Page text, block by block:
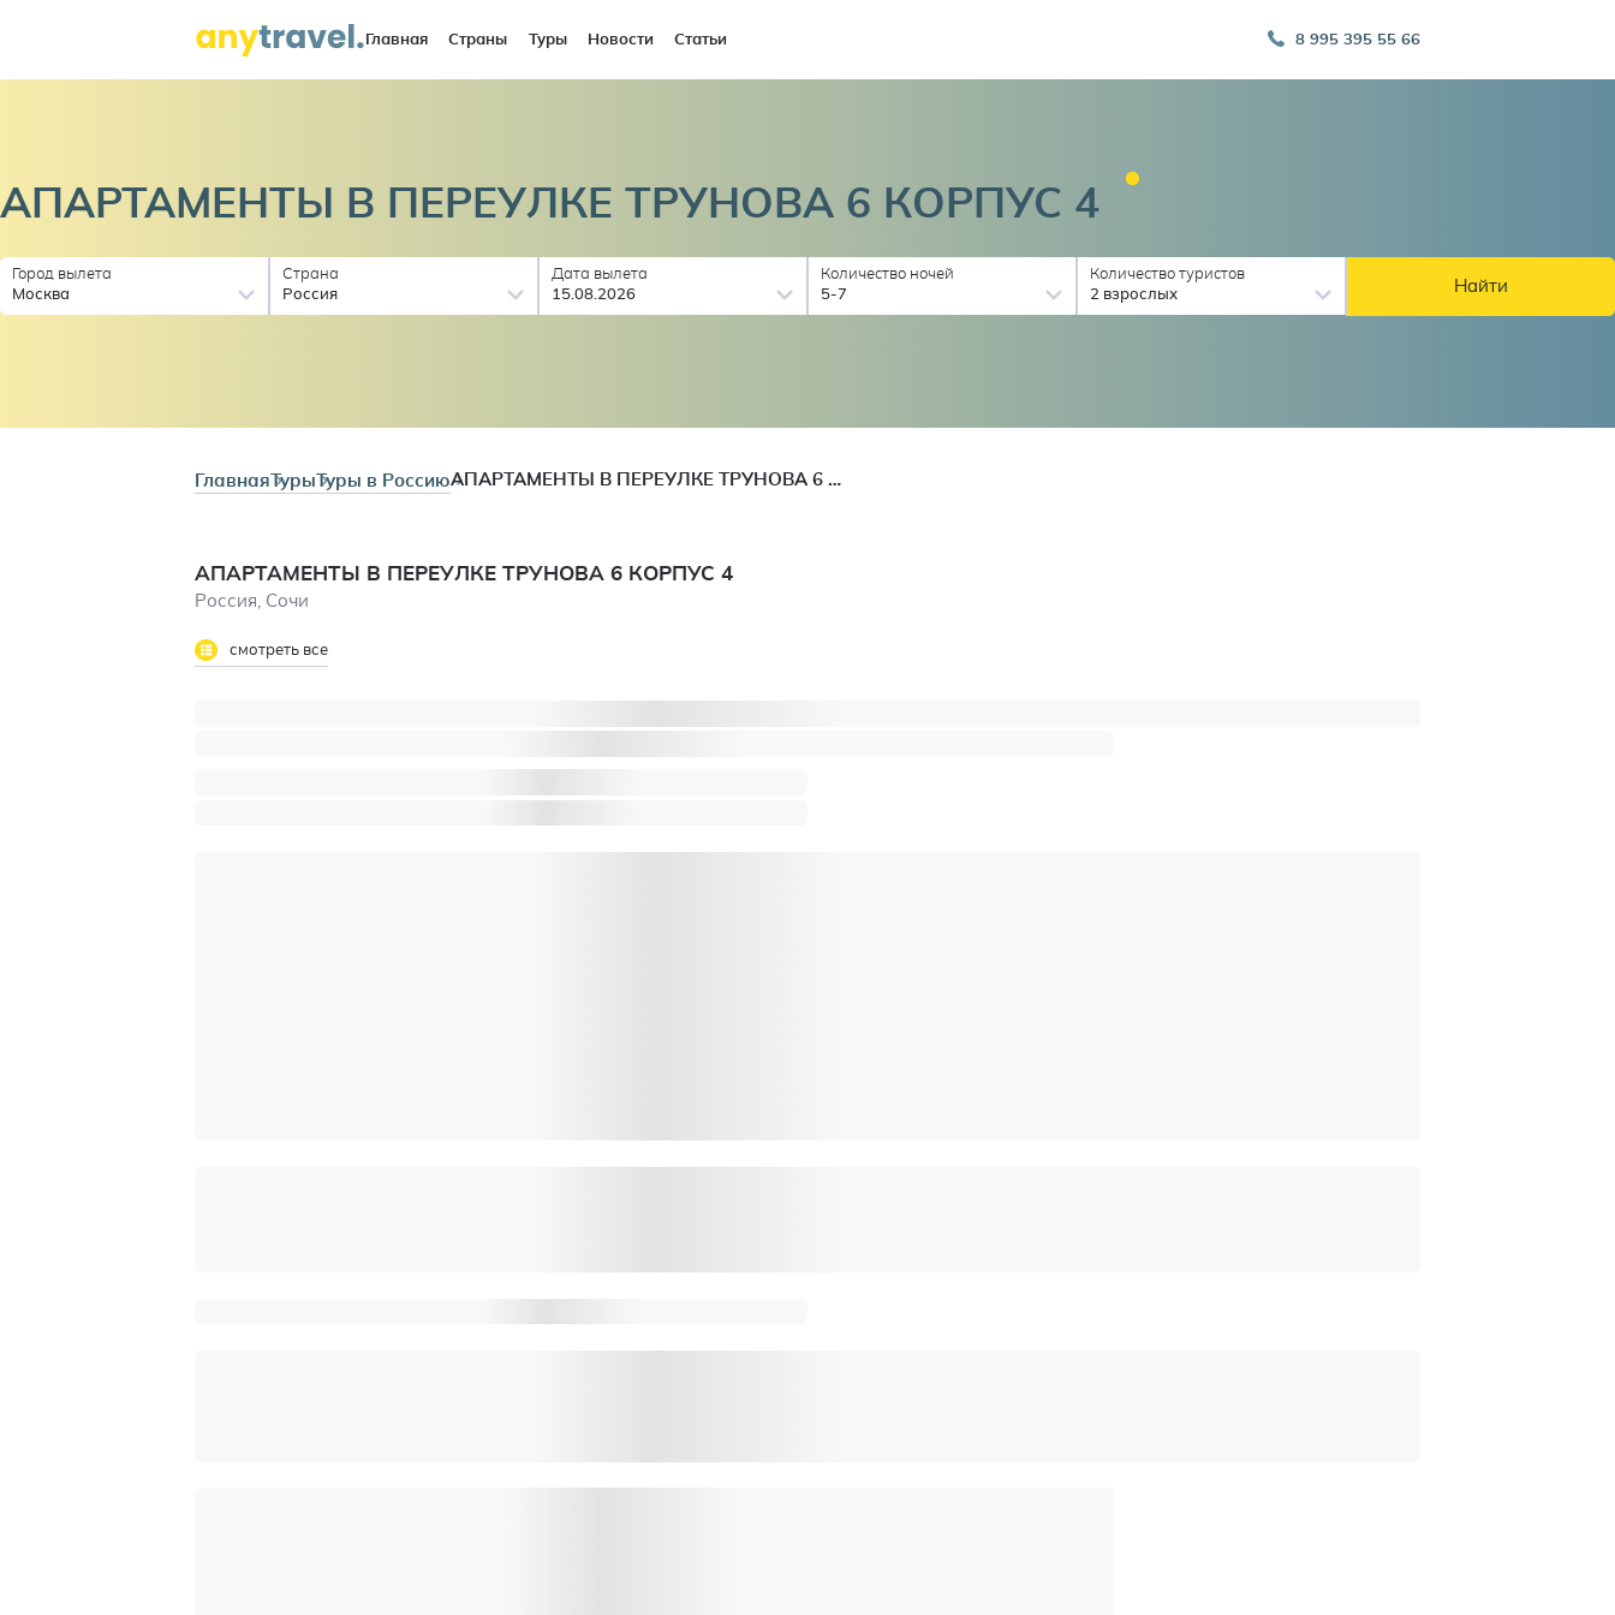
Главная Страны Туры Новости Статьи 8 995 395 55 66
АПАРТАМЕНТЫ В ПЕРЕУЛКЕ ТРУНОВА 6 КОРПУС 4
Город вылета
Москва
Страна
Россия
Дата вылета
15.08.2026
Количество ночей
5-7
Количество туристов
2 взрослых
Найти
ГлавнаяТурыТуры в Россию АПАРТАМЕНТЫ В ПЕРЕУЛКЕ ТРУНОВА 6 КОРПУС 4
АПАРТАМЕНТЫ В ПЕРЕУЛКЕ ТРУНОВА 6 КОРПУС 4
Россия, Сочи
смотреть все